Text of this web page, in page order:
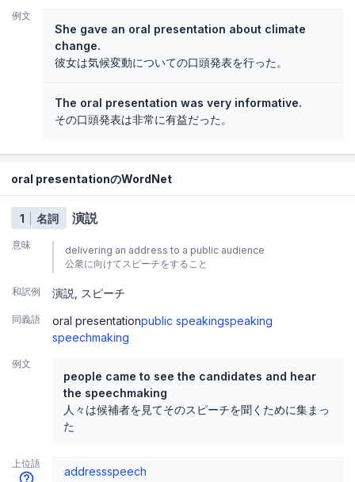
例文
She gave an oral presentation about climate
change.
彼女は気候変動についての口頭発表を行った。
The oral presentation was very informative.
その口頭発表は非常に有益だった。
oral presentationのWordNet
1 名詞 演説
意味
delivering an address to a public audience
公衆に向けてスピーチをすること
和訳例 演説 スピーチ
同義語 oral presentationpublic speakingspeaking
speechmaking
例文
people came to see the candidates and hear
the speechmaking
人々は候補者を見てそのスピーチを聞くために集まっ
た
上位語
addressspeech